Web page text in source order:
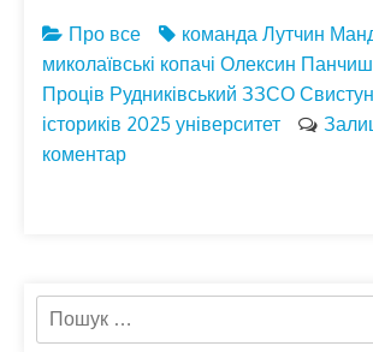
Про все
команда Лутчин
миколаївські копачі Олексин
Проців Рудниківський ЗЗСО Свистун
істориків 2025 університет
коментар
Пошук: